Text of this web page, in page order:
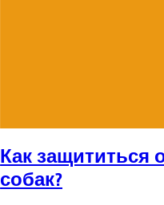
Как защититься
собак?